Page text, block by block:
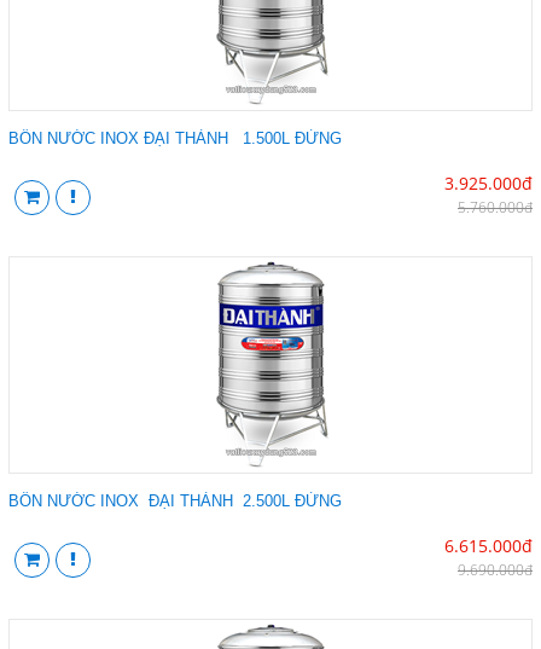
BỒN NƯỚC INOX ĐẠI THÀNH 1.500L ĐỨNG
3.925.000đ
5.760.000đ
BỒN NƯỚC INOX ĐẠI THÀNH 2.500L ĐỨNG
6.615.000đ
9.690.000đ